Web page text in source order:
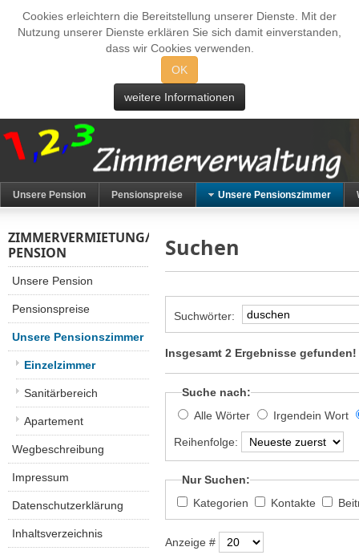
Cookies erleichtern die Bereitstellung unserer Dienste. Mit der
Nutzung unserer Dienste erklären Sie sich damit einverstanden,
dass wir Cookies verwenden.
OK
weitere Informationen
Unsere Pension Pensionspreise Unsere Pensionszimmer
Suchen
Suchwörter:
Insgesamt 2 Ergebnisse gefunden!
Suche nach:
Alle Wörter
Irgendein Wort
Reihenfolge:
Nur Suchen:
Kategorien
Kontakte
Anzeige #
ZIMMERVERMIETUNG/
PENSION
Unsere Pension
Pensionspreise
Unsere Pensionszimmer
Einzelzimmer
Sanitärbereich
Apartement
Wegbeschreibung
Impressum
Datenschutzerklärung
Inhaltsverzeichnis